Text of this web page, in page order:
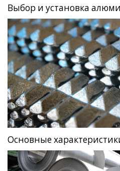
Выбор и установка
Основные